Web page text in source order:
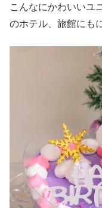
こんなにかわいいユ
のホテル、旅館にも